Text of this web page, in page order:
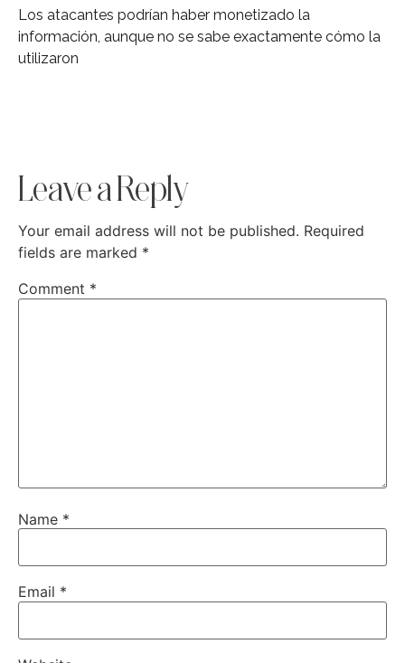
Los atacantes podrían haber monetizado la
información, aunque no se sabe exactamente cómo la
utilizaron
Leave a Reply
Your email address will not be published. Required
fields are marked *
Comment *
Name *
Email *